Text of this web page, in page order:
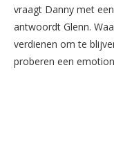
vraagt Danny met
antwoordt Glenn.
verdienen om te
proberen een